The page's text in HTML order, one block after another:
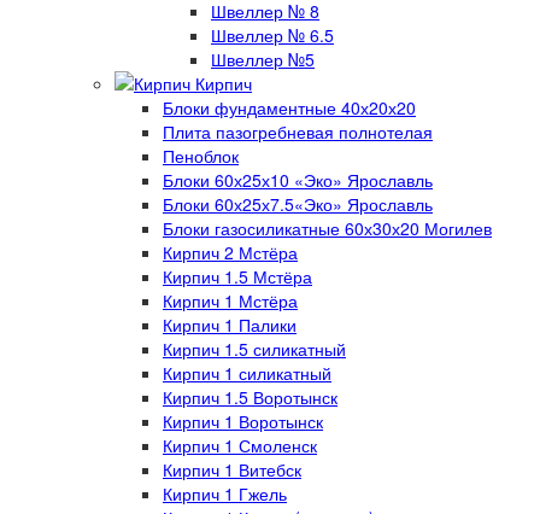
Швеллер № 8
Швеллер № 6.5
Швеллер №5
Кирпич
Блоки фундаментные 40х20х20
Плита пазогребневая полнотелая
Пеноблок
Блоки 60х25х10 «Эко» Ярославль
Блоки 60х25х7.5«Эко» Ярославль
Блоки газосиликатные 60х30х20 Могилев
Кирпич 2 Мстёра
Кирпич 1.5 Мстёра
Кирпич 1 Мстёра
Кирпич 1 Палики
Кирпич 1.5 силикатный
Кирпич 1 силикатный
Кирпич 1.5 Воротынск
Кирпич 1 Воротынск
Кирпич 1 Смоленск
Кирпич 1 Витебск
Кирпич 1 Гжель